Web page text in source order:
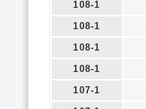
108-1
108-1
108-1
108-1
107-1